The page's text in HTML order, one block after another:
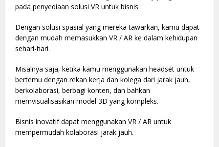
pada penyediaan solusi VR untuk bisnis.
Dengan solusi spasial yang mereka tawarkan, kamu dapat
dengan mudah memasukkan VR / AR ke dalam kehidupan
sehari-hari.
Misalnya saja, ketika kamu menggunakan headset untuk
bertemu dengan rekan kerja dan kolega dari jarak jauh,
berkolaborasi, berbagi konten, dan bahkan
memvisualisasikan model 3D yang kompleks.
Bisnis inovatif dapat menggunakan VR / AR untuk
mempermudah kolaborasi jarak jauh.